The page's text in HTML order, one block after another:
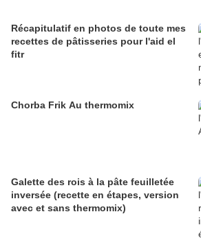
Récapitulatif en photos de toute mes
recettes de pâtisseries pour l'aid el
fitr
Chorba Frik Au thermomix
Galette des rois à la pâte feuilletée
inversée (recette en étapes, version
avec et sans thermomix)